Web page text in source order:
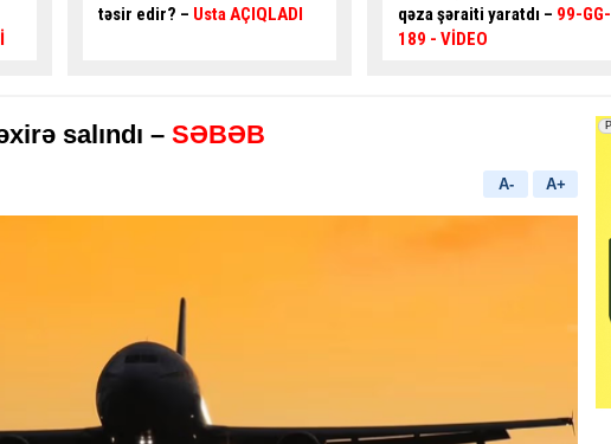
təsir edir? – Usta AÇIQLADI
qəza şəraiti yaratdı – 99-GG-
189 - VİDEO
salındı – SƏBƏB
A- A+